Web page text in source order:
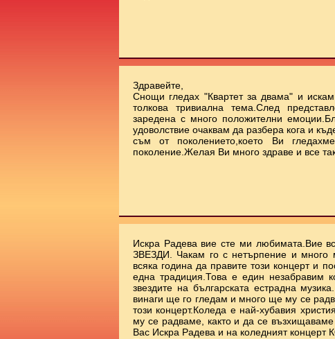
Здравейте,
Снощи гледах "Квартет за двама" и
толкова тривиална тема.След
заредена с много положителни
удоволствие очаквам да разбера кога и
съм от поколението,което Ви
поколение.Желая Ви много здраве и все
Искра Радева вие сте ми любимата.Вие
ЗВЕЗДИ. Чакам го с нетърпение и много
всяка година да правите този концерт и
една традиция.Това е един незабравим
звездите на българската естрадна
винаги ще го гледам и много ще му се
този концерт.Коледа е най-хубавия
му се радваме, както и да се
Вас Искра Радева и на коледният